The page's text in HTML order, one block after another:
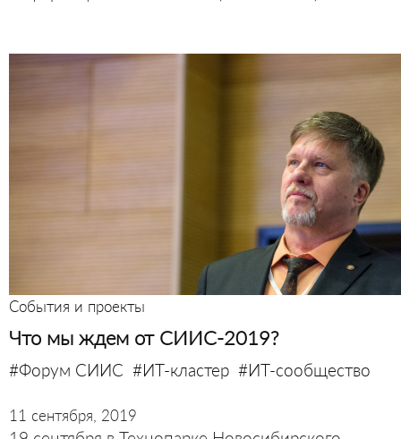
События и проекты
Что мы ждем от СИИС-2019?
#Форум СИИС #ИТ-кластер #ИТ-сообщество
11 сентября, 2019